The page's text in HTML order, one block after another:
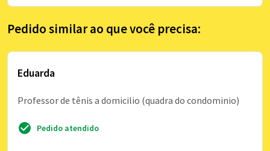
Pedido similar ao que você precisa:
Eduarda
Professor de tênis a domicilio (quadra do condominio)
Pedido atendido